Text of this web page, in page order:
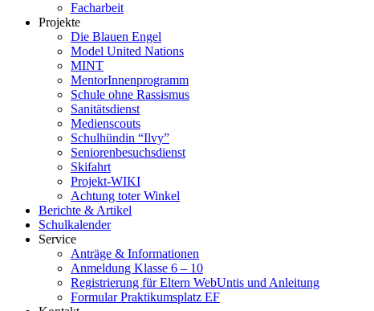
Facharbeit
Projekte
Die Blauen Engel
Model United Nations
MINT
MentorInnenprogramm
Schule ohne Rassismus
Sanitätsdienst
Medienscouts
Schulhündin “Ilvy”
Seniorenbesuchsdienst
Skifahrt
Projekt-WIKI
Achtung toter Winkel
Berichte & Artikel
Schulkalender
Service
Anträge & Informationen
Anmeldung Klasse 6 – 10
Registrierung für Eltern WebUntis und Anleitung
Formular Praktikumsplatz EF